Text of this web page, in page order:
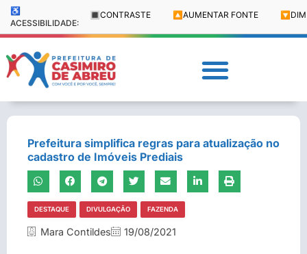
♿
ACESSIBILIDADE:
🔳 CONTRASTE 🔼 AUMENTAR FONTE 🔽
Prefeitura simplifica regras para atualização no
cadastro de Imóveis Prediais
DESTAQUE DIVULGAÇÃO FAZENDA
Mara Contildes 19/08/2021